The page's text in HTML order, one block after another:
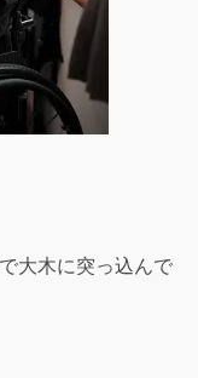
大木に突っ込んで